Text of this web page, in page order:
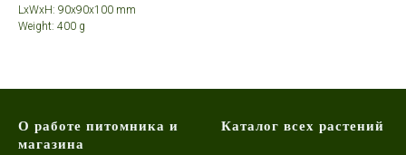
LxWxH: 90x90x100 mm
Weight: 400 g
О работе питомника и
магазина
Каталог всех растений